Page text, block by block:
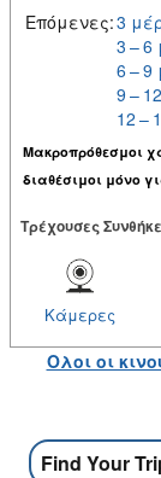
Επόμενες:3
3 – 6
6 – 9
9 –
12 –
Μακροπρόθεσμοι
διαθέσιμοι μόνο
Tρέχουσες
Κάμερες
Ολοι οι
Find Your